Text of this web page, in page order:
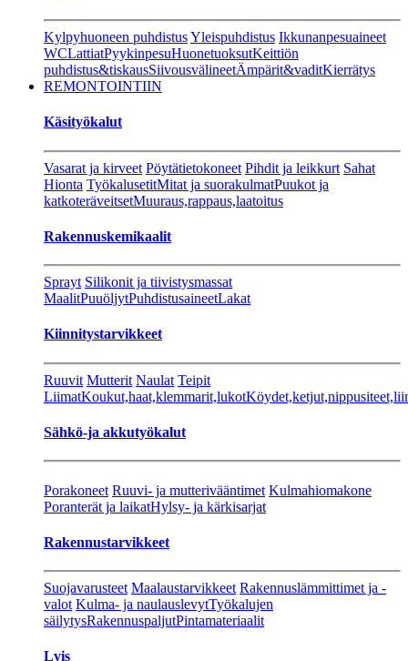
Kylpyhuoneen puhdistusYleispuhdistus Ikkunanpesuaineet
WCLattiatPyykinpesuHuonetuoksutKeittiön
puhdistus&tiskausSiivousvälineetÄmpärit&vaditKierrätys
REMONTOINTIIN
Käsityökalut
Vasarat ja kirveet Pöytätietokoneet Pihdit ja leikkurt Sahat
Hionta TyökalusetitMitat ja suorakulmatPuukot ja
katkoteräveitsetMuuraus,rappaus,laatoitus
Rakennuskemikaalit
Sprayt Silikonit ja tiivistysmassat
MaalitPuuöljytPuhdistusaineetLakat
Kiinnitystarvikkeet
Ruuvit Mutterit Naulat Teipit
LiimatKoukut,haat,klemmarit,lukot
Sähkö-ja akkutyökalut
Porakoneet Ruuvi- ja mutterivääntimet Kulmahiomakone
Poranterät ja laikatHylsy- ja kärkisarjat
Rakennustarvikkeet
Suojavarusteet Maalaustarvikkeet Rakennuslämmittimet ja -
valot Kulma- ja naulauslevytTyökalujen
säilytysRakennuspaljutPintamateriaalit
Lvis